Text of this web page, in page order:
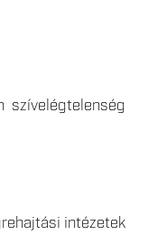
szívelégtelenség
intézetek